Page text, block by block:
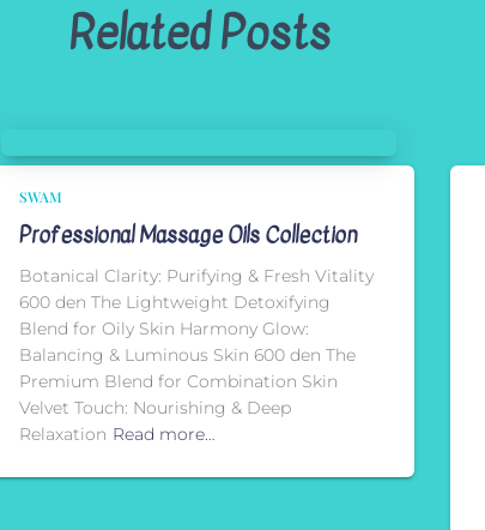
Related Posts
SWAM
Professional Massage Oils Collection
Botanical Clarity: Purifying & Fresh Vitality
600 den The Lightweight Detoxifying
Blend for Oily Skin Harmony Glow:
Balancing & Luminous Skin 600 den The
Premium Blend for Combination Skin
Velvet Touch: Nourishing & Deep
Relaxation Read more…